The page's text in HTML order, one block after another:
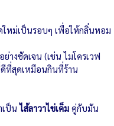
หม่เป็นรอบๆ เพื่อให้กลิ่นหอม
างชัดเจน (เช่น ไมโครเวฟ
ที่สุดเหมือนกินที่ร้าน
เป็น ไส้ลาวาไข่เค็ม คู่กับมัน